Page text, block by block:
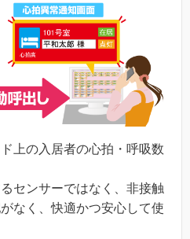
上の入居者の心拍・呼吸数
センサーではなく、非接触
なく、快適かつ安心して使